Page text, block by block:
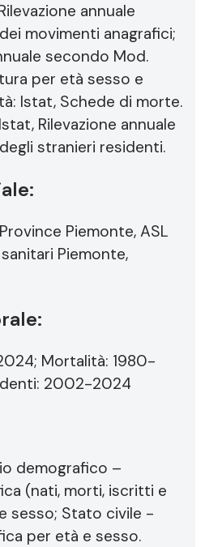
annuale
movimenti anagrafici;
secondo Mod.
per età sesso e
Istat, Schede di morte.
Rilevazione annuale
stranieri residenti.
Piemonte, ASL
Piemonte,
Mortalità: 1980-
2002-2024
demografico –
(nati, morti, iscritti e
sesso; Stato civile -
per età e sesso.